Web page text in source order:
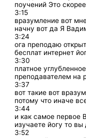
поучений Это скорее
3:15
вразумление вот
начну вот да Я
3:24
ога преподаю
бесплат интернет
3:30
платное
преподавателем на
3:37
вот такие вот
потому что иначе
3:44
и как самое первое
изучаете йогу то
3:52